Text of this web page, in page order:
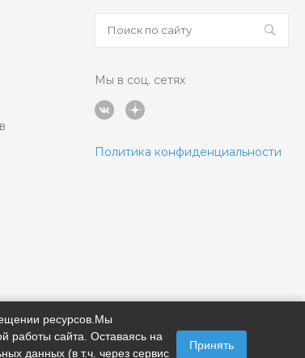
Мы в соц. сетях
Политика конфиденциальности
ресурсов.Мы
работы сайта. Оставаясь на
данных (в т.ч. через сервис
Принять